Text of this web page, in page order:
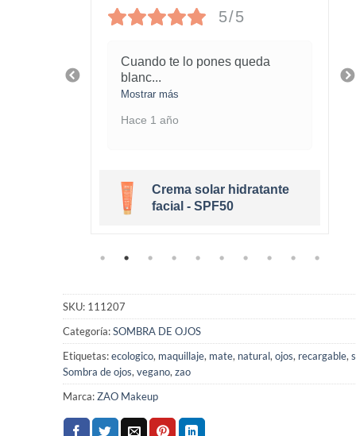
5/5
Cuando te lo pones queda
blanc...
Mostrar más
Hace 1 año
Crema solar hidratante
facial - SPF50
SKU: 111207
Categoría:SOMBRA DE OJOS
Etiquetas:ecologico, maquillaje, mate, natural, ojos, recargable,
Sombra de ojos, vegano, zao
Marca:ZAO Makeup